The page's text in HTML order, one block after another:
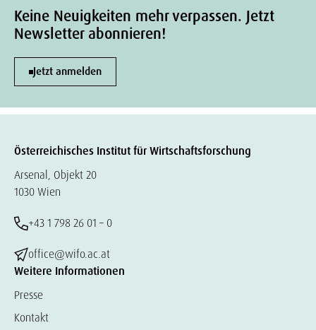
Keine Neuigkeiten mehr verpassen. Jetzt
Newsletter abonnieren!
Jetzt anmelden
Österreichisches Institut für Wirtschaftsforschung
Arsenal, Objekt 20
1030 Wien
+43 1 798 26 01 – 0
office@wifo.ac.at
Weitere Informationen
Presse
Kontakt